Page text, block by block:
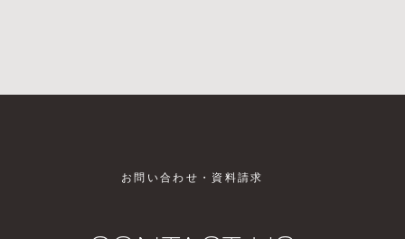
お問い合わせ・資料請求